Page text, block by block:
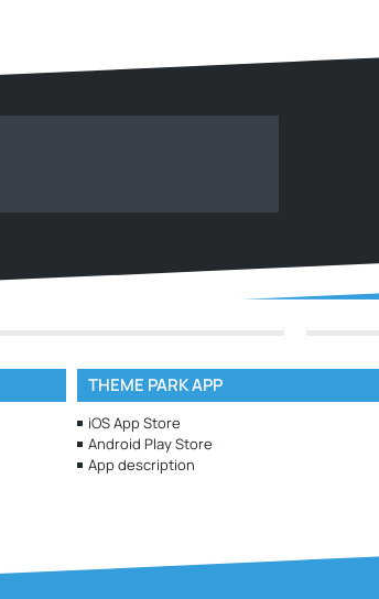
THEME PARK APP
iOS App Store
Android Play Store
App description